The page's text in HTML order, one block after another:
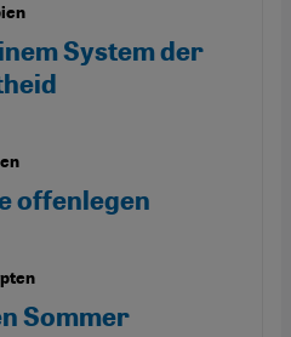
System der
offenlegen
Sommer